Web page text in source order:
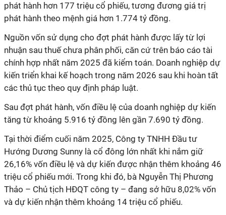
phát hành hơn 177 triệu cổ phiếu, tương đương giá trị
phát hành theo mệnh giá hơn 1.774 tỷ đồng.
Nguồn vốn sử dụng cho đợt phát hành được lấy từ lợi
nhuận sau thuế chưa phân phối, căn cứ trên báo cáo tài
chính hợp nhất năm 2025 đã kiểm toán. Doanh nghiệp dự
kiến triển khai kế hoạch trong năm 2026 sau khi hoàn tất
các thủ tục theo quy định pháp luật.
Sau đợt phát hành, vốn điều lệ của doanh nghiệp dự kiến
tăng từ khoảng 5.916 tỷ đồng lên gần 7.690 tỷ đồng.
Tại thời điểm cuối năm 2025, Công ty TNHH Đầu tư
Hướng Dương Sunny là cổ đông lớn nhất khi nắm giữ
26,16% vốn điều lệ và dự kiến được nhận thêm khoảng 46
triệu cổ phiếu mới. Trong khi đó, bà Nguyễn Thị Phương
Thảo – Chủ tịch HĐQT công ty – đang sở hữu 8,02% vốn
và dự kiến nhận thêm khoảng 14 triệu cổ phiếu.